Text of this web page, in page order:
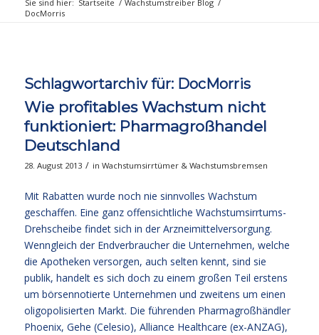
Sie sind hier: Startseite / Wachstumstreiber Blog /
DocMorris
Schlagwortarchiv für: DocMorris
Wie profitables Wachstum nicht
funktioniert: Pharmagroßhandel
Deutschland
28. August 2013 / in Wachstumsirrtümer & Wachstumsbremsen
Mit Rabatten wurde noch nie sinnvolles Wachstum
geschaffen. Eine ganz offensichtliche Wachstumsirrtums-
Drehscheibe findet sich in der Arzneimittelversorgung.
Wenngleich der Endverbraucher die Unternehmen, welche
die Apotheken versorgen, auch selten kennt, sind sie
publik, handelt es sich doch zu einem großen Teil erstens
um börsennotierte Unternehmen und zweitens um einen
oligopolisierten Markt. Die führenden Pharmagroßhändler
Phoenix, Gehe (Celesio), Alliance Healthcare (ex-ANZAG),